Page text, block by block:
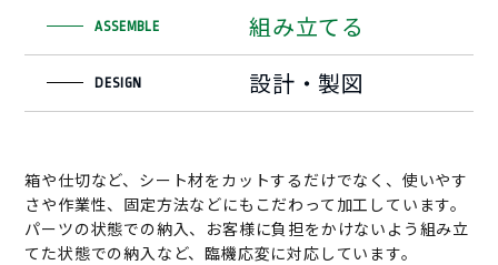
ASSEMBLE 組み立てる
DESIGN 設計・製図
箱や仕切など、シート材をカットするだけでなく、使いやす
さや作業性、固定方法などにもこだわって加工しています。
パーツの状態での納入、お客様に負担をかけないよう組み立
てた状態での納入など、臨機応変に対応しています。